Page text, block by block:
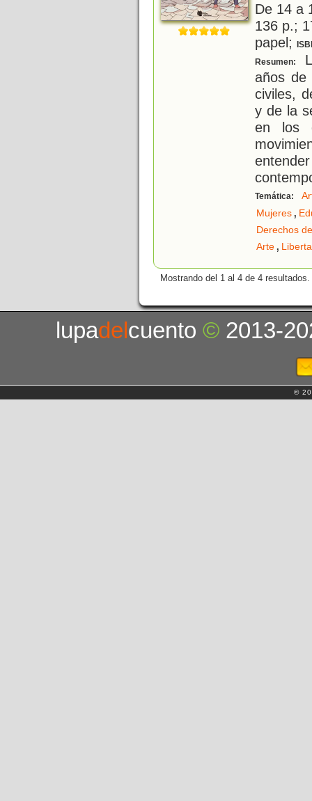
De 14 a
136 p.;
papel;
Resumen:
años de
civiles,
y de la
en los
Temática:
Mujeres,
Derechos
Arte,
Mostrando del 1 al 4 de 4 resultados.
lupadelcuento© 2013-
©